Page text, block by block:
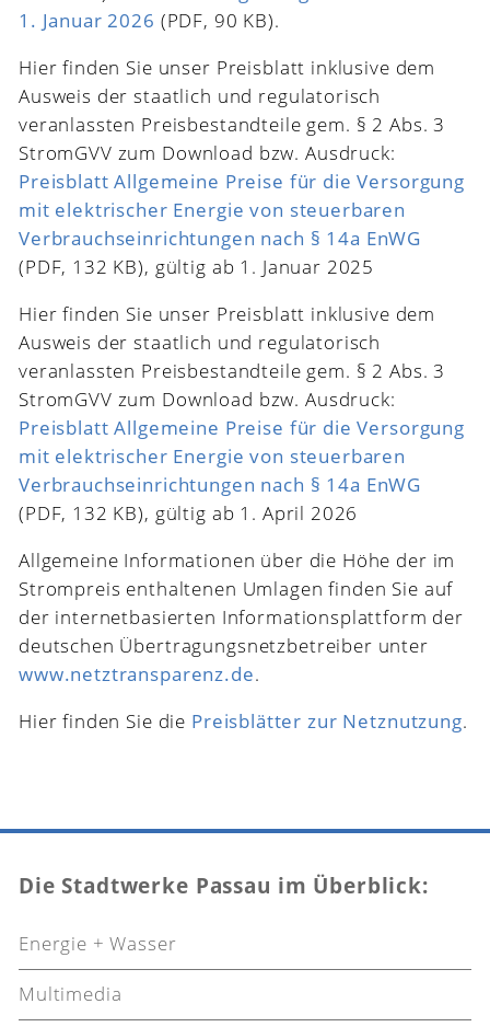
1. Januar 2026 (PDF, 90 KB).
Hier finden Sie unser Preisblatt inklusive dem
Ausweis der staatlich und regulatorisch
veranlassten Preisbestandteile gem. § 2 Abs. 3
StromGVV zum Download bzw. Ausdruck:
Preisblatt Allgemeine Preise für die Versorgung
mit elektrischer Energie von steuerbaren
Verbrauchseinrichtungen nach § 14a EnWG
(PDF, 132 KB), gültig ab 1. Januar 2025
Hier finden Sie unser Preisblatt inklusive dem
Ausweis der staatlich und regulatorisch
veranlassten Preisbestandteile gem. § 2 Abs. 3
StromGVV zum Download bzw. Ausdruck:
Preisblatt Allgemeine Preise für die Versorgung
mit elektrischer Energie von steuerbaren
Verbrauchseinrichtungen nach § 14a EnWG
(PDF, 132 KB), gültig ab 1. April 2026
Allgemeine Informationen über die Höhe der im
Strompreis enthaltenen Umlagen finden Sie auf
der internetbasierten Informationsplattform der
deutschen Übertragungsnetzbetreiber unter
www.netztransparenz.de.
Hier finden Sie die Preisblätter zur Netznutzung.
Die Stadtwerke Passau im Überblick:
Energie + Wasser
Multimedia